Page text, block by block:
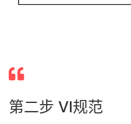
第二步 VI规范